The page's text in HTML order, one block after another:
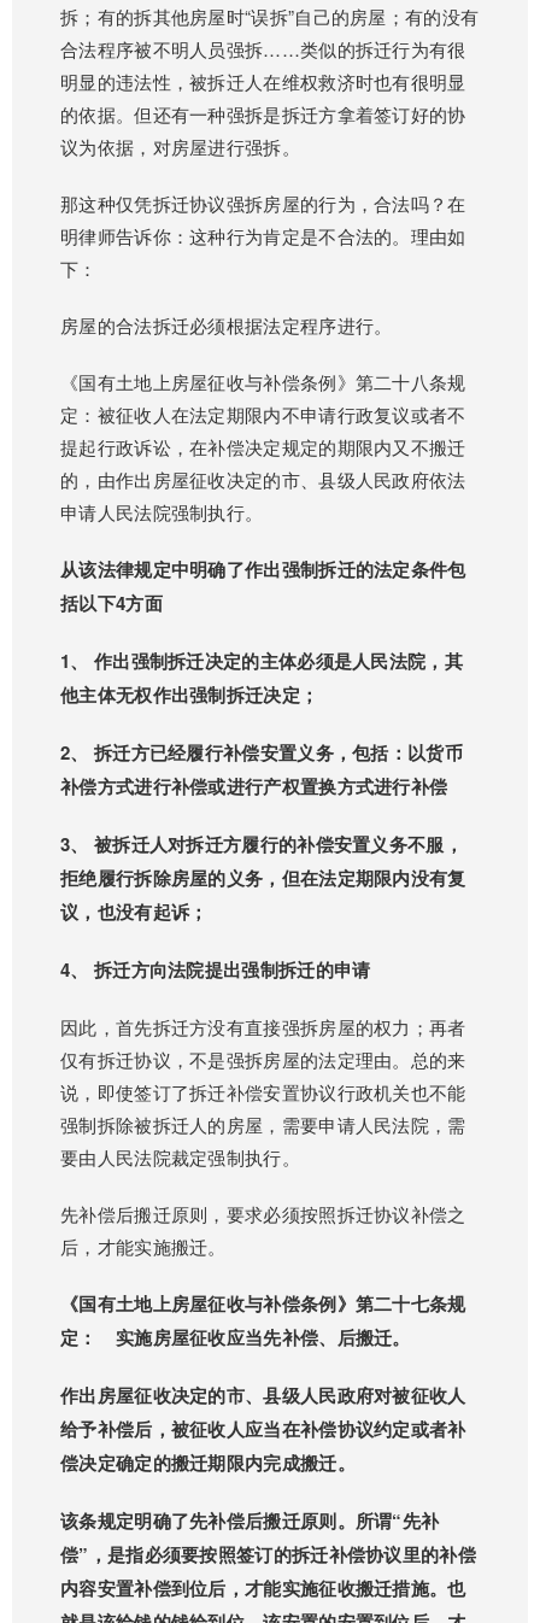
拆；有的拆其他房屋时“误拆”自己的房屋；有的没有
合法程序被不明人员强拆……类似的拆迁行为有很
明显的违法性，被拆迁人在维权救济时也有很明显
的依据。但还有一种强拆是拆迁方拿着签订好的协
议为依据，对房屋进行强拆。
那这种仅凭拆迁协议强拆房屋的行为，合法吗？在
明律师告诉你：这种行为肯定是不合法的。理由如
下：
房屋的合法拆迁必须根据法定程序进行。
《国有土地上房屋征收与补偿条例》第二十八条规
定：被征收人在法定期限内不申请行政复议或者不
提起行政诉讼，在补偿决定规定的期限内又不搬迁
的，由作出房屋征收决定的市、县级人民政府依法
申请人民法院强制执行。
从该法律规定中明确了作出强制拆迁的法定条件包
括以下4方面
1、 作出强制拆迁决定的主体必须是人民法院，其
他主体无权作出强制拆迁决定；
2、 拆迁方已经履行补偿安置义务，包括：以货币
补偿方式进行补偿或进行产权置换方式进行补偿
3、 被拆迁人对拆迁方履行的补偿安置义务不服，
拒绝履行拆除房屋的义务，但在法定期限内没有复
议，也没有起诉；
4、 拆迁方向法院提出强制拆迁的申请
因此，首先拆迁方没有直接强拆房屋的权力；再者
仅有拆迁协议，不是强拆房屋的法定理由。总的来
说，即使签订了拆迁补偿安置协议行政机关也不能
强制拆除被拆迁人的房屋，需要申请人民法院，需
要由人民法院裁定强制执行。
先补偿后搬迁原则，要求必须按照拆迁协议补偿之
后，才能实施搬迁。
《国有土地上房屋征收与补偿条例》第二十七条规
定： 实施房屋征收应当先补偿、后搬迁。
作出房屋征收决定的市、县级人民政府对被征收人
给予补偿后，被征收人应当在补偿协议约定或者补
偿决定确定的搬迁期限内完成搬迁。
该条规定明确了先补偿后搬迁原则。所谓“先补
偿”，是指必须要按照签订的拆迁补偿协议里的补偿
内容安置补偿到位后，才能实施征收搬迁措施。也